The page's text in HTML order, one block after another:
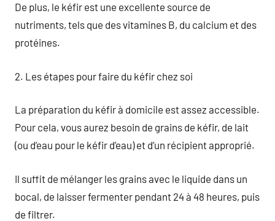
De plus, le kéfir est une excellente source de
nutriments, tels que des vitamines B, du calcium et des
protéines.
2. Les étapes pour faire du kéfir chez soi
La préparation du kéfir à domicile est assez accessible.
Pour cela, vous aurez besoin de grains de kéfir, de lait
(ou d’eau pour le kéfir d’eau) et d’un récipient approprié.
Il suffit de mélanger les grains avec le liquide dans un
bocal, de laisser fermenter pendant 24 à 48 heures, puis
de filtrer.